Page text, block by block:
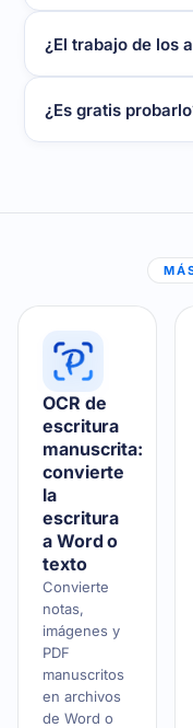
¿El trabajo de los
¿Es gratis
OCR de
escritura
manuscrita:
convierte
la
escritura
a Word o
texto
Convierte
notas,
imágenes y
PDF
manuscritos
en archivos
de Word o